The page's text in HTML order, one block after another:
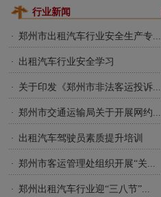
行业新闻
· 郑州市出租汽车行业安全生产专...
· 出租汽车行业安全学习
· 关于印发《郑州市非法客运投诉...
· 郑州市交通运输局关于开展网约...
· 出租汽车驾驶员素质提升培训
· 郑州市客运管理处组织开展“关...
· 郑州出租汽车行业迎“三八节”...